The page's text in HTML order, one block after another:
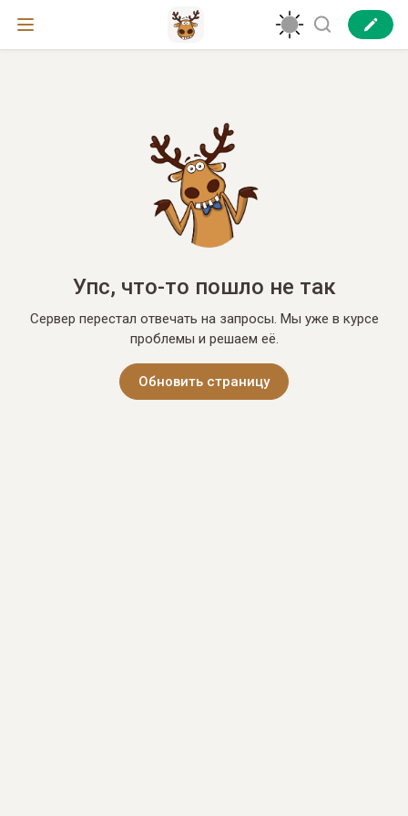
Упс, что-то пошло не так
Сервер перестал отвечать на запросы. Мы уже в курсе
проблемы и решаем её.
Обновить страницу